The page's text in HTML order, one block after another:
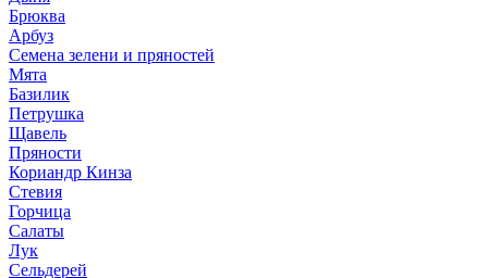
Брюква
Арбуз
Семена зелени и пряностей
Мята
Базилик
Петрушка
Щавель
Пряности
Кориандр Кинза
Стевия
Горчица
Салаты
Лук
Сельдерей